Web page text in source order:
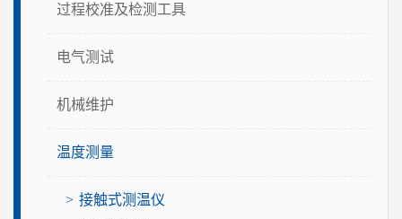
过程校准及检测工具
电气测试
机械维护
温度测量
接触式测温仪